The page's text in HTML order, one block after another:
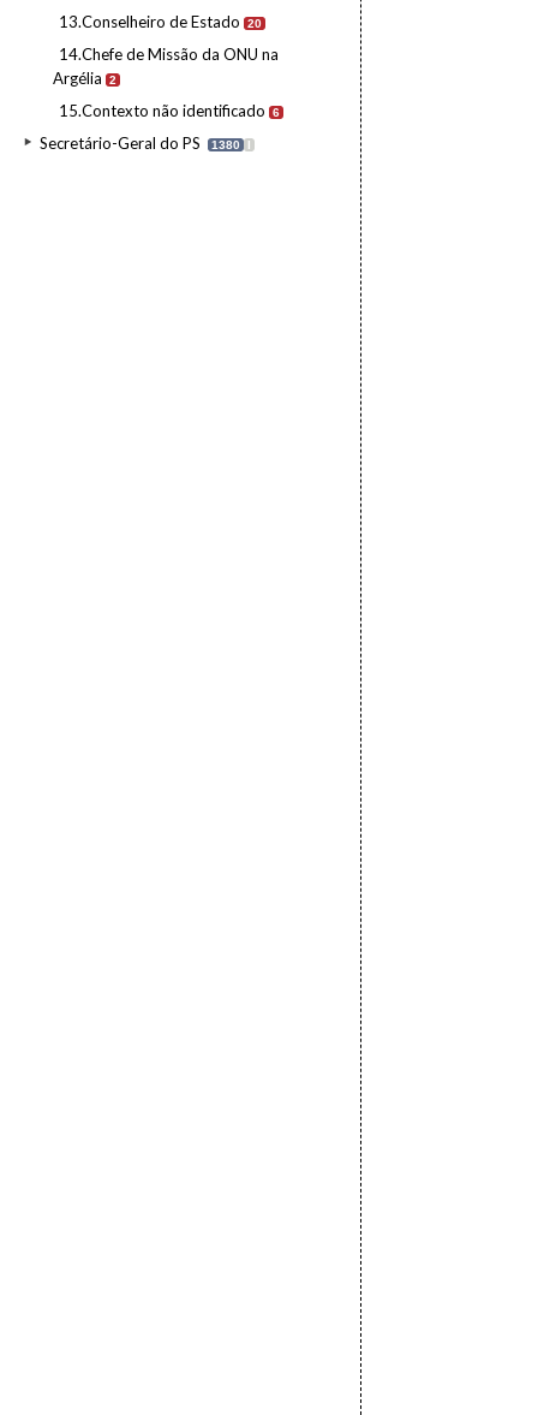
13.Conselheiro de Estado 20
14.Chefe de Missão da ONU na
Argélia
2
15.Contexto não identificado 6
Secretário-Geral do PS 1380 I